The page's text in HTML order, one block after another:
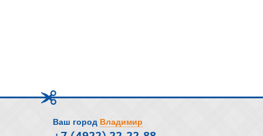
Ваш город Владимир